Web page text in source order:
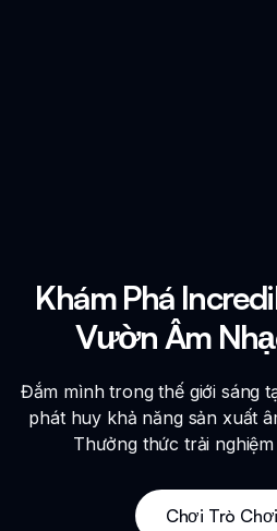
Khám Phá
Vườn Âm
Đắm mình trong thế giới sáng
phát huy khả năng sản xuất
Thưởng thức trải
Chơi Trò